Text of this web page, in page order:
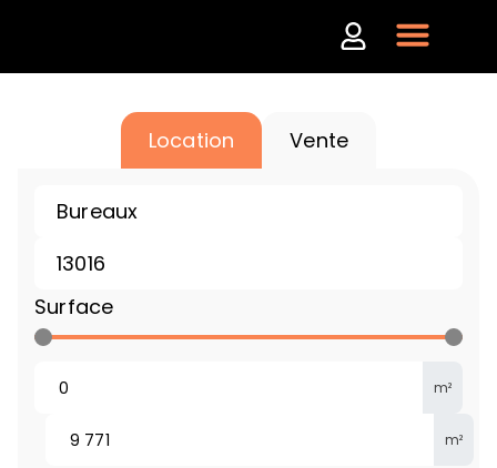
Location Vente
Surface
m²
m²